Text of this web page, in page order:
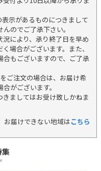
示があるものにつきまして
のでご了承下さい。
により、承り終了日を早め
場合がございます。また、
合もございますので、ご了承
ご注文の場合は、お届け希
がございます。
ましてはお受け致しかねま
お届けできない地域はこちら